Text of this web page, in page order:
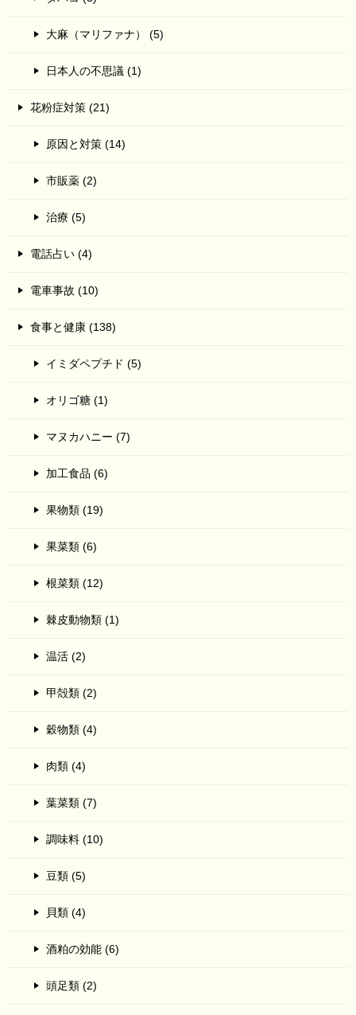
大麻（マリファナ） (5)
日本人の不思議 (1)
花粉症対策 (21)
原因と対策 (14)
市販薬 (2)
治療 (5)
電話占い (4)
電車事故 (10)
食事と健康 (138)
イミダペプチド (5)
オリゴ糖 (1)
マヌカハニー (7)
加工食品 (6)
果物類 (19)
果菜類 (6)
根菜類 (12)
棘皮動物類 (1)
温活 (2)
甲殻類 (2)
穀物類 (4)
肉類 (4)
葉菜類 (7)
調味料 (10)
豆類 (5)
貝類 (4)
酒粕の効能 (6)
頭足類 (2)